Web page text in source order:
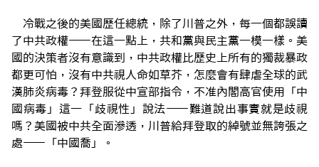
冷戰之後的美國歷任總統，除了川普之外，每一個都誤讀
了中共政權——在這一點上，共和黨與民主黨一模一樣。美
國的決策者沒有意識到，中共政權比歷史上所有的獨裁暴政
都更可怕，沒有中共視人命如草芥，怎麼會有肆虐全球的武
漢肺炎病毒？拜登服從中宣部指令，不准內閣高官使用「中
國病毒」這一「歧視性」說法——難道說出事實就是歧視
嗎？美國被中共全面滲透，川普給拜登取的綽號並無誇張之
處——「中國喬」。